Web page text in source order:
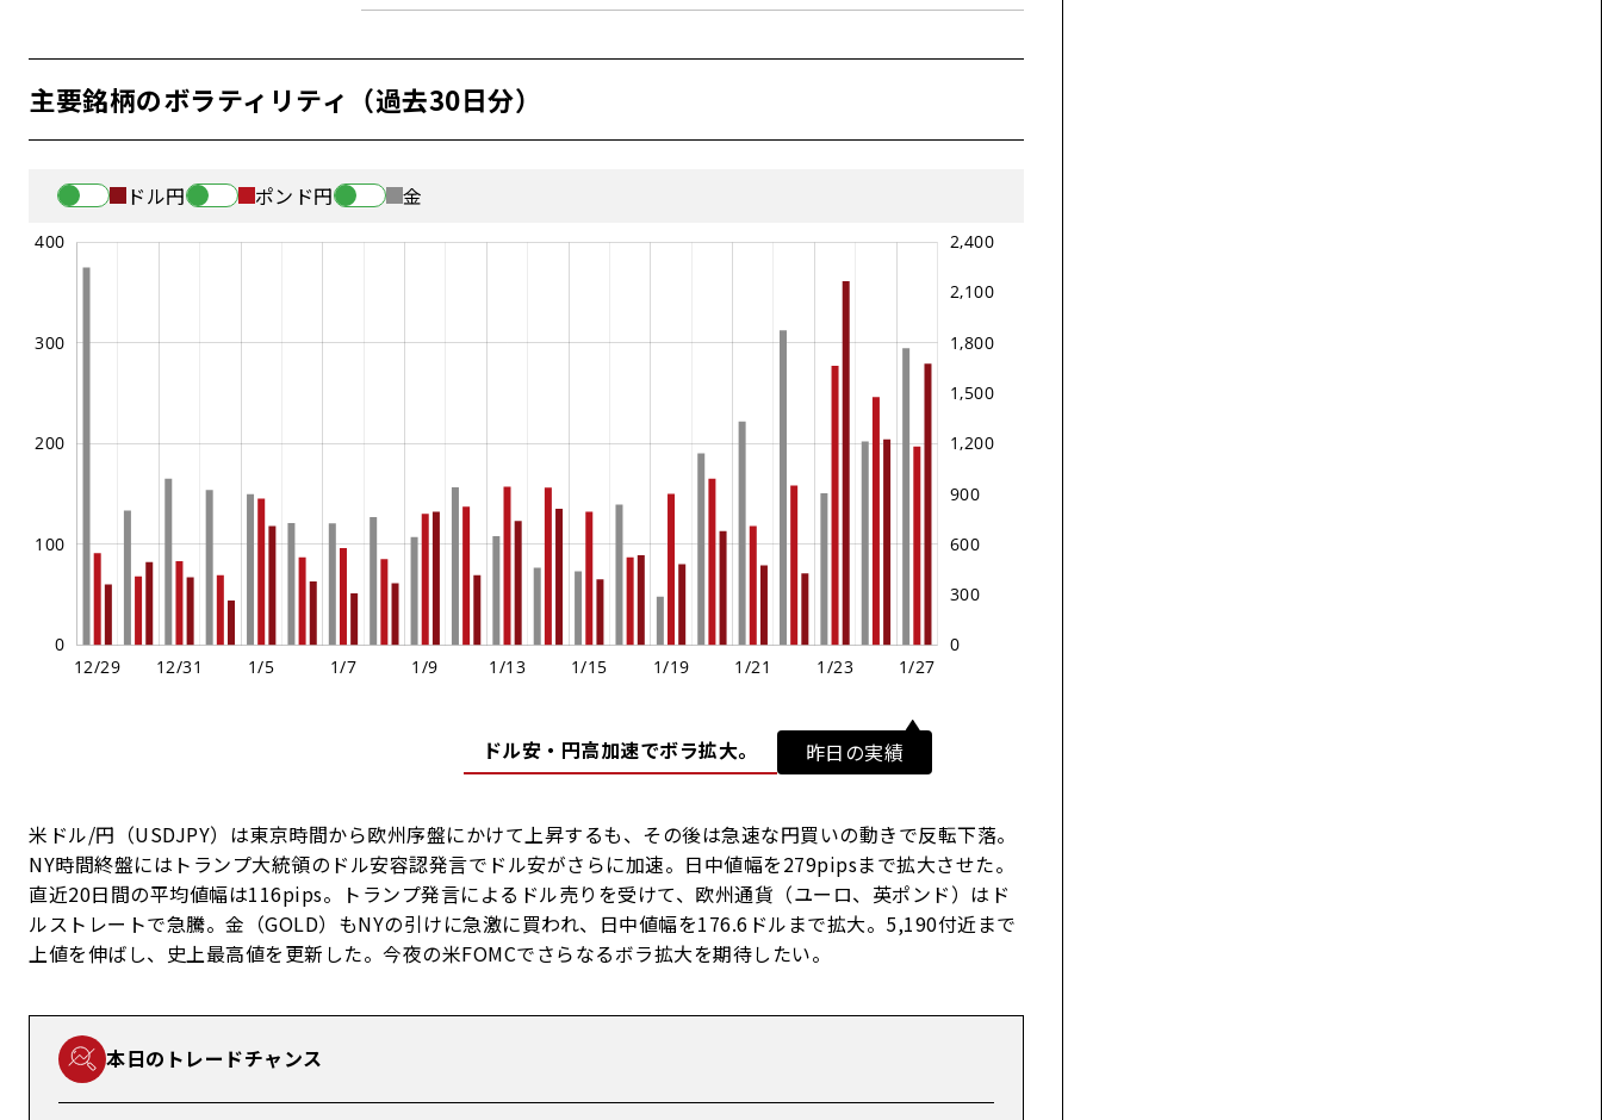
日経株価
金 2.91% -12.7% 59% 41%
ナスダック
195.9%
S&P500 0.16% -71.8%
主要銘柄のボラティリティ（過去30日分）
ドル円 ポンド円 金
ドル安・円高加速でボラ拡大。 昨日の実績
米ドル/円（USDJPY）は東京時間から欧州序盤にかけて上昇するも、その後は急速な円買いの動きで反転下落。
NY時間終盤にはトランプ大統領のドル安容認発言でドル安がさらに加速。日中値幅を279pipsまで拡大させた。
直近20日間の平均値幅は116pips。トランプ発言によるドル売りを受けて、欧州通貨（ユーロ、英ポンド）はド
ルストレートで急騰。金（GOLD）もNYの引けに急激に買われ、日中値幅を176.6ドルまで拡大。5,190付近まで
上値を伸ばし、史上最高値を更新した。今夜の米FOMCでさらなるボラ拡大を期待したい。
本日のトレードチャンス